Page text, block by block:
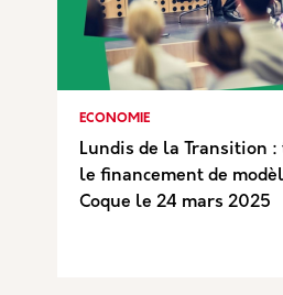
ECONOMIE
Lundis de la Transition
le financement de
Coque le 24 mars 2025